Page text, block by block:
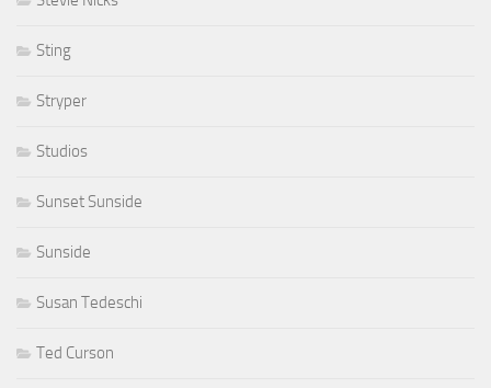
Sting
Stryper
Studios
Sunset Sunside
Sunside
Susan Tedeschi
Ted Curson